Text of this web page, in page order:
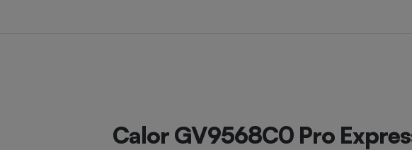
Calor GV9568C0 Pro